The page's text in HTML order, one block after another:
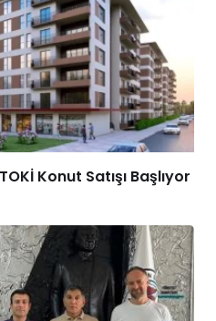
Konut Satışı Başlıyor